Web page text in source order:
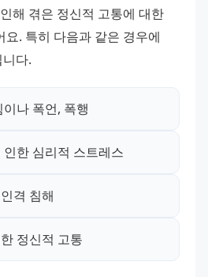
해 겪은 정신적 고통에 대한
요. 특히 다음과 같은 경우에
다.
나 폭언, 폭행
한 심리적 스트레스
격 침해
정신적 고통